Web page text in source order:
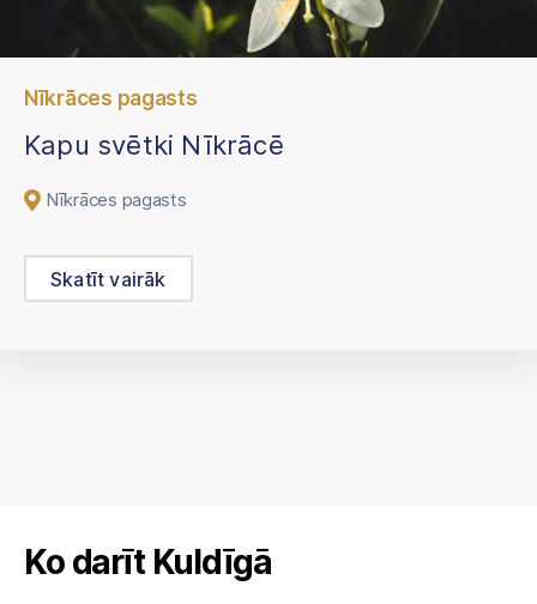
Nīkrāces pagasts
Kapu svētki Nīkrācē
Nīkrāces pagasts
Skatīt vairāk
Ko darīt Kuldīgā